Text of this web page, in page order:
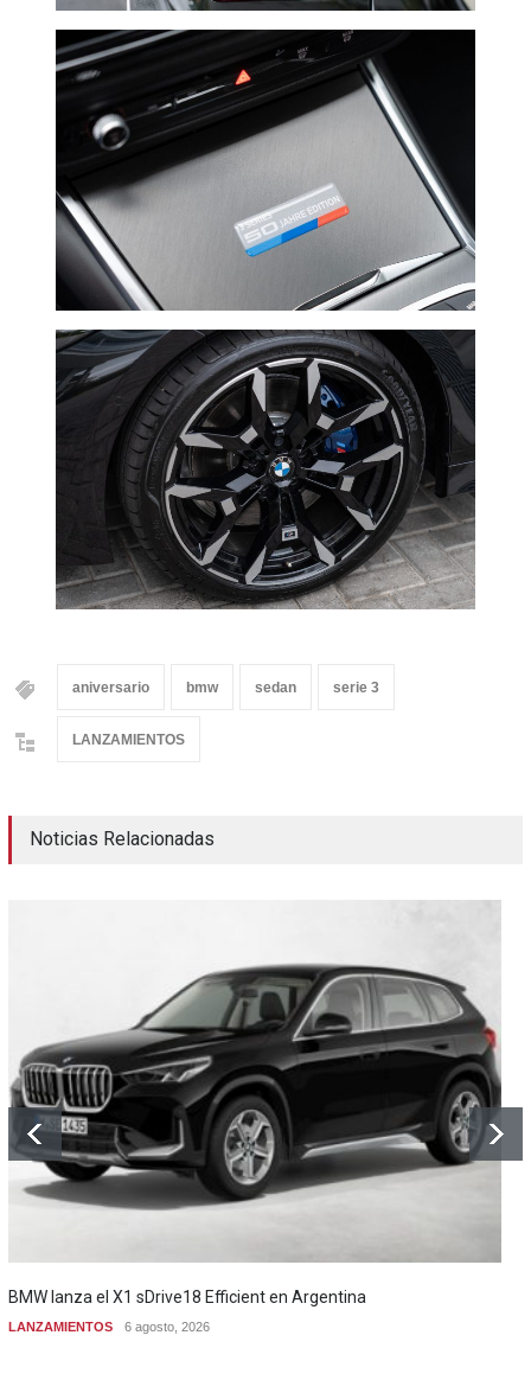
aniversario bmw sedan serie 3
LANZAMIENTOS
Noticias Relacionadas
BMW lanza el X1 sDrive18 Efficient en Argentina
LANZAMIENTOS 6 agosto, 2026